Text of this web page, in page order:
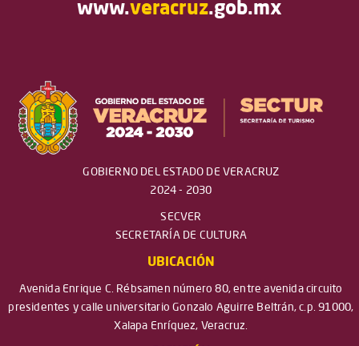
www.veracruz.gob.mx
GOBIERNO DEL ESTADO DE VERACRUZ
2024 - 2030
SECVER
SECRETARÍA DE CULTURA
UBICACIÓN
Avenida Enrique C. Rébsamen número 80, entre avenida circuito
presidentes y calle universitario Gonzalo Aguirre Beltrán, c.p. 91000,
Xalapa Enríquez, Veracruz.